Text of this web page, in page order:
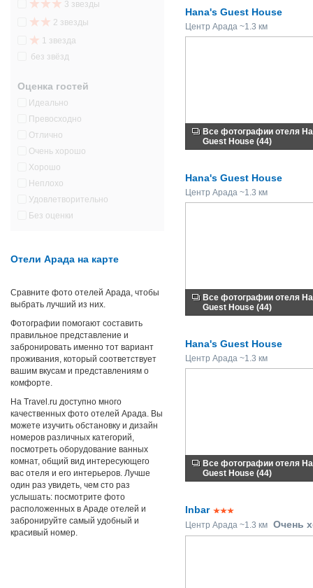
3 звезды
2 звезды
1 звезда
без звёзд
Оценка гостей
Идеально
Превосходно
Отлично
Очень хорошо
Хорошо
Неплохо
Удовлетворительно
Без оценки
Отели Арада на карте
Сравните фото отелей Арада, чтобы
выбрать лучший из них.
Фотографии помогают составить
правильное представление и
забронировать именно тот вариант
проживания, который соответствует
вашим вкусам и представлениям о
комфорте.
На Travel.ru доступно много
качественных фото отелей Арада. Вы
можете изучить обстановку и дизайн
номеров различных категорий,
посмотреть оборудование ванных
комнат, общий вид интересующего
вас отеля и его интерьеров. Лучше
один раз увидеть, чем сто раз
услышать: посмотрите фото
расположенных в Араде отелей и
забронируйте самый удобный и
красивый номер.
Hana's Guest House
Центр Арада ~1.3 км
Все фотографии отеля
Guest House (44)
Hana's Guest House
Центр Арада ~1.3 км
Все фотографии отеля
Guest House (44)
Hana's Guest House
Центр Арада ~1.3 км
Все фотографии отеля
Guest House (44)
Inbar
Центр Арада ~1.3 км Очень